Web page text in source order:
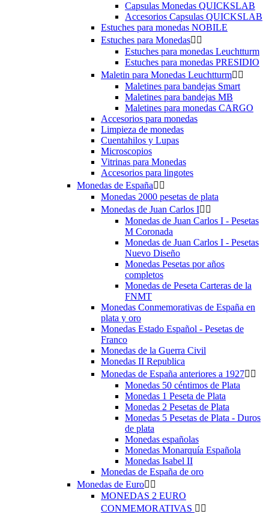
Capsulas Monedas QUICKSLAB
Accesorios Capsulas QUICKSLAB
Estuches para monedas NOBILE
Estuches para Monedas 
Estuches para monedas Leuchtturm
Estuches para monedas PRESIDIO
Maletin para Monedas Leuchtturm 
Maletines para bandejas Smart
Maletines para bandejas MB
Maletines para monedas CARGO
Accesorios para monedas
Limpieza de monedas
Cuentahilos y Lupas
Microscopios
Vitrinas para Monedas
Accesorios para lingotes
Monedas de España 
Monedas 2000 pesetas de plata
Monedas de Juan Carlos I 
Monedas de Juan Carlos I - Pesetas
M Coronada
Monedas de Juan Carlos I - Pesetas
Nuevo Diseño
Monedas Pesetas por años
completos
Monedas de Peseta Carteras de la
FNMT
Monedas Conmemorativas de España en
plata y oro
Monedas Estado Español - Pesetas de
Franco
Monedas de la Guerra Civil
Monedas II Republica
Monedas de España anteriores a 1927 
Monedas 50 céntimos de Plata
Monedas 1 Peseta de Plata
Monedas 2 Pesetas de Plata
Monedas 5 Pesetas de Plata - Duros
de plata
Monedas españolas
Monedas Monarquía Española
Monedas Isabel II
Monedas de España de oro
Monedas de Euro 
MONEDAS 2 EURO
CONMEMORATIVAS  